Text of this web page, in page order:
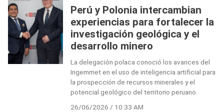
Perú y Polonia intercambian
experiencias para fortalecer la
investigación geológica y el
desarrollo minero
La delegación polaca conoció los avances del
Ingemmet en el uso de inteligencia artificial para
la prospección de recursos minerales y el
potencial geológico del territorio peruano.
26/06/2026 / 10:33 AM